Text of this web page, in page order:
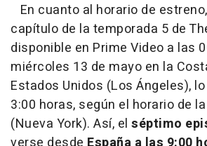
En cuanto al horario de
capítulo de la temporada 5 de
disponible en Prime Video a las
miércoles 13 de mayo en la
Estados Unidos (Los Ángeles),
3:00 horas, según el horario de
(Nueva York). Así, el séptimo